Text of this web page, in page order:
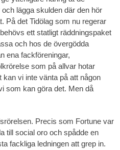
lägga skulden där den hör
På det Tidölag som nu regerar
ett statligt räddningspaket
och hos de övergödda
ena fackföreningar,
som på allvar hotar
vi inte vänta på att någon
som kan göra det. Men då
Precis som Fortune var
till social oro och spådde en
fackliga ledningen att grep in.